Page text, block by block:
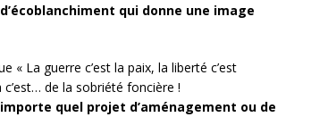
qui donne une image
« La guerre c’est la paix, la liberté c’est
de la sobriété foncière !
quel projet d’aménagement ou de